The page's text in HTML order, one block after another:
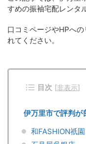
すめの振袖宅配レンタ
口コミページやHPへ
れてください。
目次 [非表示]
伊万里市で評判が
和FASHION祇園